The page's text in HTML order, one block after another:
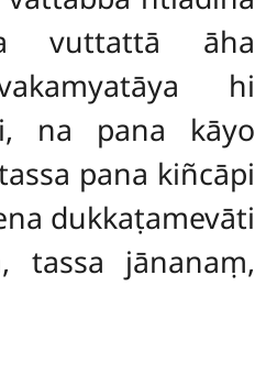
vuttattā āha
hi
na pana kāyo
pana kiñcāpi
dukkaṭamevāti
tassa jānanaṃ,